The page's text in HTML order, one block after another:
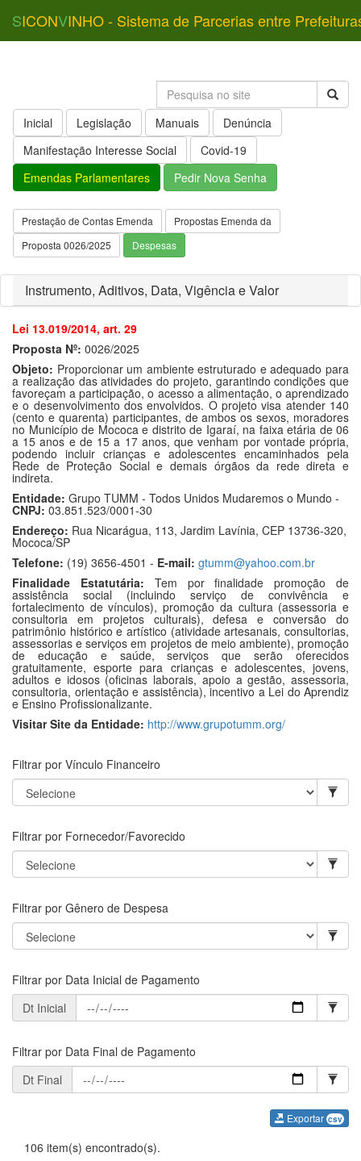
SICONVINHO - Sistema de Parcerias entre
Inicial Legislação Manuais
Denúncia
Manifestação Interesse Social
Covid-19
Emendas Parlamentares
Pedir Nova Senha
Prestação de Contas Emenda
Propostas Emenda da
Proposta 0026/2025
Despesas
Instrumento, Aditivos, Data, Vigência e Valor
Lei 13.019/2014, art. 29
Proposta Nº: 0026/2025
Objeto: Proporcionar um ambiente estruturado e adequado para
a realização das atividades do projeto, garantindo condições que
favoreçam a participação, o acesso a alimentação, o aprendizado
e o desenvolvimento dos envolvidos. O projeto visa atender 140
(cento e quarenta) participantes, de ambos os sexos, moradores
no Município de Mococa e distrito de Igaraí, na faixa etária de 06
a 15 anos e de 15 a 17 anos, que venham por vontade própria,
podendo incluir crianças e adolescentes encaminhados pela
Rede de Proteção Social e demais órgãos da rede direta e
indireta.
Entidade: Grupo TUMM - Todos Unidos Mudaremos o Mundo -
CNPJ: 03.851.523/0001-30
Endereço: Rua Nicarágua, 113, Jardim Lavínia, CEP 13736-320,
Mococa/SP
Telefone: (19) 3656-4501 - E-mail: gtumm@yahoo.com.br
Finalidade Estatutária: Tem por finalidade promoção de
assistência social (incluindo serviço de convivência e
fortalecimento de vínculos), promoção da cultura (assessoria e
consultoria em projetos culturais), defesa e conversão do
patrimônio histórico e artístico (atividade artesanais, consultorias,
assessorias e serviços em projetos de meio ambiente), promoção
de educação e saúde, serviços que serão oferecidos
gratuitamente, esporte para crianças e adolescentes, jovens,
adultos e idosos (oficinas laborais, apoio a gestão, assessoria,
consultoria, orientação e assistência), incentivo a Lei do Aprendiz
e Ensino Profissionalizante.
Visitar Site da Entidade: http://www.grupotumm.org/
Filtrar por Vínculo Financeiro
Filtrar por Fornecedor/Favorecido
Filtrar por Gênero de Despesa
Filtrar por Data Inicial de Pagamento
Dt Inicial
Filtrar por Data Final de Pagamento
Dt Final
Exportar csv
106 item(s) encontrado(s).